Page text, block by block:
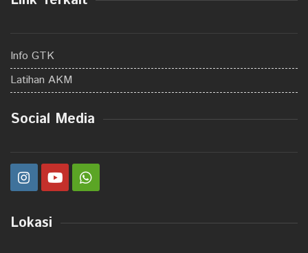
Info GTK
Latihan AKM
Social Media
Lokasi